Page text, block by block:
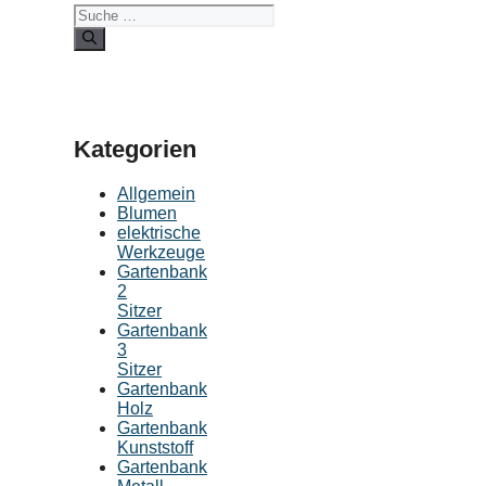
Kategorien
Allgemein
Blumen
elektrische
Werkzeuge
Gartenbank
2
Sitzer
Gartenbank
3
Sitzer
Gartenbank
Holz
Gartenbank
Kunststoff
Gartenbank